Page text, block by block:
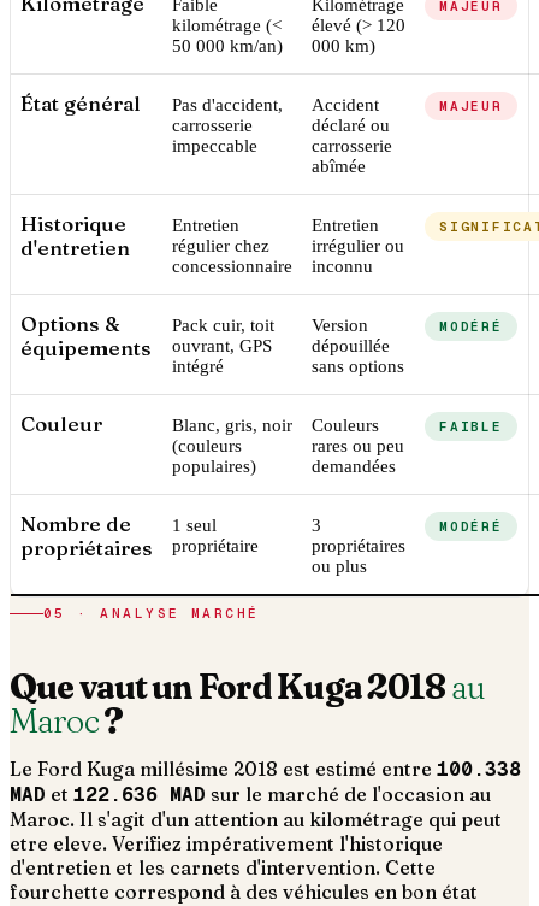
Faible
kilométrage (<
50 000 km/an)
Kilométrage
élevé (> 120
000 km)
MAJEUR
État général
Pas d'accident,
carrosserie
impeccable
Accident
déclaré ou
carrosserie
abîmée
MAJEUR
Historique
d'entretien
Entretien
régulier chez
concessionnaire
Entretien
irrégulier ou
inconnu
Options &
équipements
Pack cuir, toit
ouvrant, GPS
intégré
Version
dépouillée
sans options
MODÉRÉ
Couleur
Blanc, gris, noir
(couleurs
populaires)
Couleurs
rares ou peu
demandées
FAIBLE
Nombre de
propriétaires
1 seul
propriétaire
3
propriétaires
ou plus
MODÉRÉ
05 · ANALYSE MARCHÉ
Que vaut unFordKuga2018au
Maroc?
Le Ford Kuga millésime 2018 est estimé entre 100.338
MAD et 122.636 MAD sur le marché de l'occasion au
Maroc. Il s'agit d'un attention au kilométrage qui peut
etre eleve. Verifiez impérativement l'historique
d'entretien et les carnets d'intervention. Cette
fourchette correspond à des véhicules en bon état